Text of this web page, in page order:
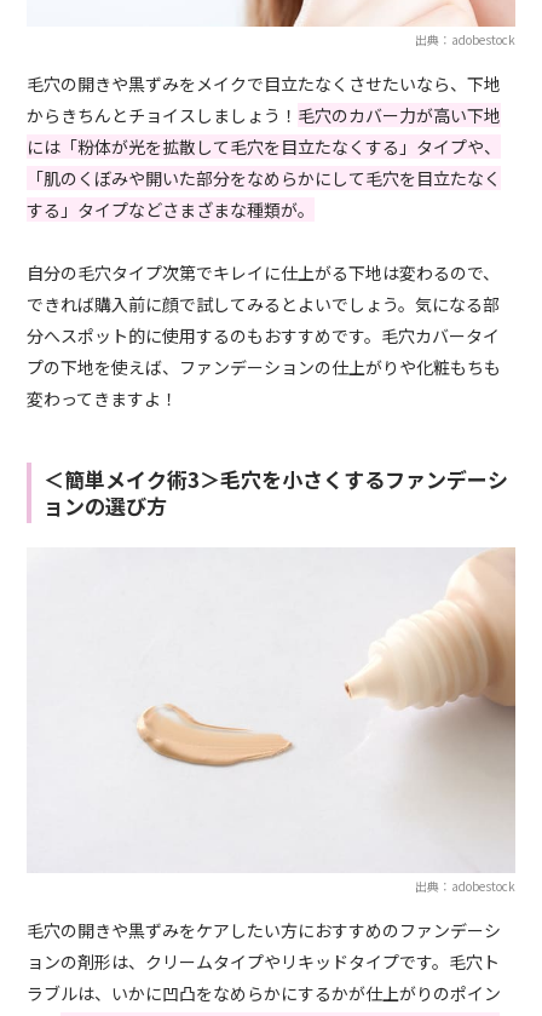
出典：adobestock
毛穴の開きや黒ずみをメイクで目立たなくさせたいなら、下地
からきちんとチョイスしましょう！ 毛穴のカバー力が高い下地
には「粉体が光を拡散して毛穴を目立たなくする」タイプや、
「肌のくぼみや開いた部分をなめらかにして毛穴を目立たなく
する」タイプなどさまざまな種類が。
自分の毛穴タイプ次第でキレイに仕上がる下地は変わるので、
できれば購入前に顔で試してみるとよいでしょう。気になる部
分へスポット的に使用するのもおすすめです。毛穴カバータイ
プの下地を使えば、ファンデーションの仕上がりや化粧もちも
変わってきますよ！
＜簡単メイク術3＞毛穴を小さくするファンデーシ
ョンの選び方
出典：adobestock
毛穴の開きや黒ずみをケアしたい方におすすめのファンデーシ
ョンの剤形は、クリームタイプやリキッドタイプです。毛穴ト
ラブルは、いかに凹凸をなめらかにするかが仕上がりのポイン